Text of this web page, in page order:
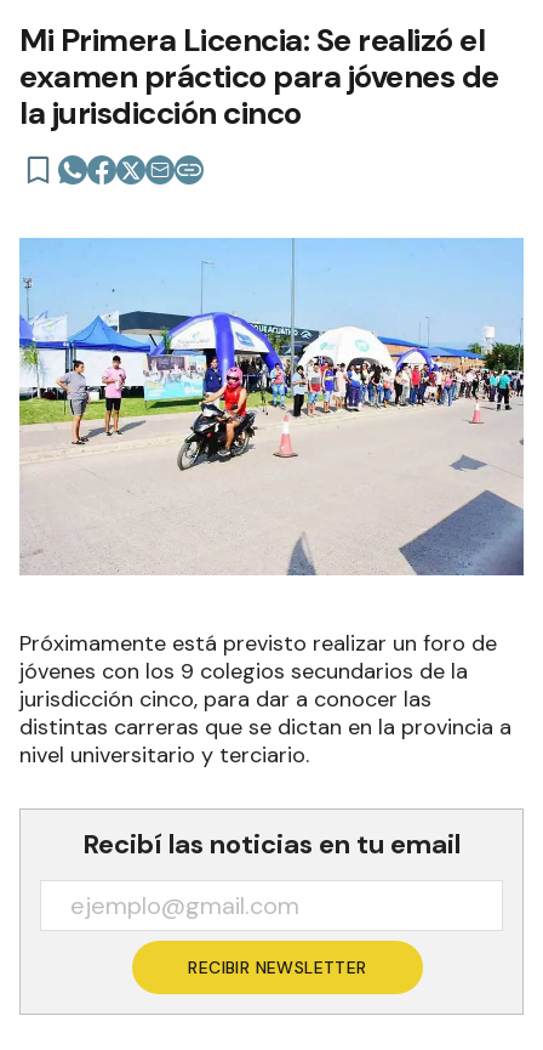
Mi Primera Licencia: Se realizó el
examen práctico para jóvenes de
la jurisdicción cinco
Próximamente está previsto realizar un foro de
jóvenes con los 9 colegios secundarios de la
jurisdicción cinco, para dar a conocer las
distintas carreras que se dictan en la provincia a
nivel universitario y terciario.
Recibí las noticias en tu email
RECIBIR NEWSLETTER